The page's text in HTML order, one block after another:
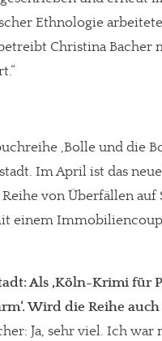
Ethnologie
Christina Bacher
‚Bolle und die
Im April ist das
von Überfällen
einem
Als ‚Köln-Krimi für
Wird die Reihe
Ja, sehr viel. Ich